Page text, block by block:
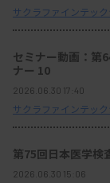
サクラファインテッ
セミナー動画：第
ナー 10
2026.06.30 17:40
サクラファインテッ
第75回日本医学
2026.06.30 15:06